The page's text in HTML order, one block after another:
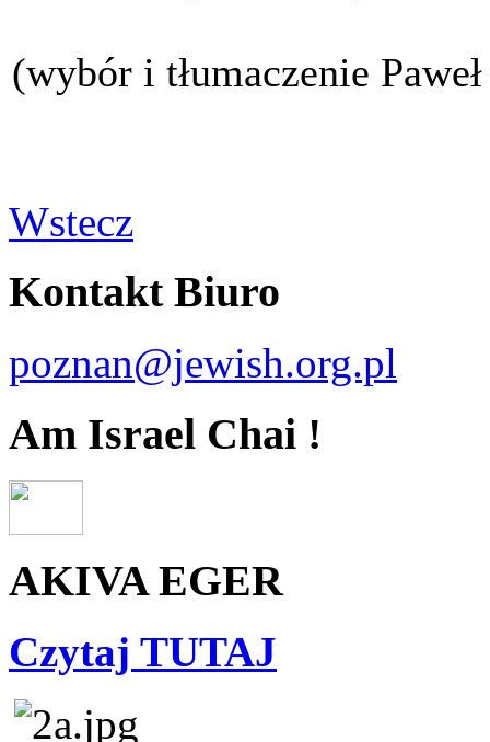
(wybór i tłumaczenie
Wstecz
Kontakt Biuro
poznan@jewish.org.pl
Am Israel Chai !
AKIVA EGER
Czytaj TUTAJ